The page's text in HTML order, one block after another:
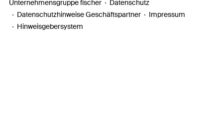
Unternehmensgruppe fischer
Datenschutz
Datenschutzhinweise Geschäftspartner
Impressum
Hinweisgebersystem